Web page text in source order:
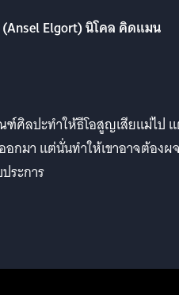
Elgort) นิโคล คิดแมน
ฑ์ศิลปะทำให้ธีโอสูญเสียแม่ไป
อกมา แต่นั่นทำให้เขาอาจต้อง
ระการ